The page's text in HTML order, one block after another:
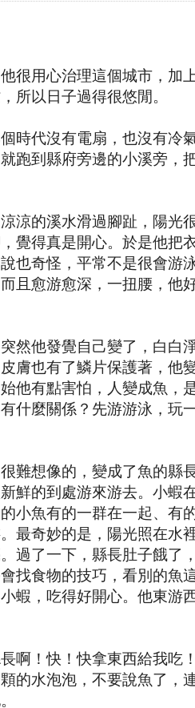
很用心治理這個城市，加
所以日子過得很悠閒。
時代沒有電扇，也沒有冷
跑到縣府旁邊的小溪旁，
涼的溪水滑過腳趾，陽光
覺得真是開心。於是他把
也奇怪，平常不是很會游
且愈游愈深，一扭腰，他
然他發覺自己變了，白白
膚也有了鱗片保護著，他
他有點害怕，人變成魚，
什麼關係？先游游泳，玩
難想像的，變成了魚的縣
鮮的到處游來游去。小蝦
小魚有的一群在一起、有
最奇妙的是，陽光照在水
過了一下，縣長肚子餓了
找食物的技巧，看別的魚
蝦，吃得好開心。他東游
啊！快！快拿東西給我吃
的水泡泡，不要說魚了，